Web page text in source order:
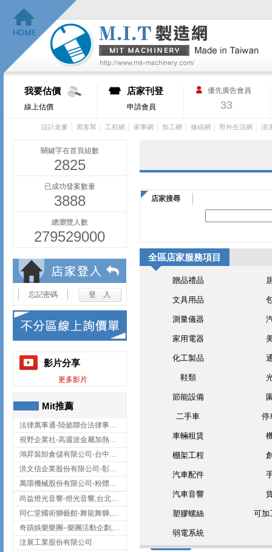
我要估價
線上估價
店家刊登
申請會員
優先廣告會員
33
設計老爹 窩客幫 工程網 家事網 加工網 修繕網 野外生活網 清
關鍵字在首頁組數
2825
已成功發案數量
3888
總瀏覽人數
279529000
忘記密碼
影片分享
更多影片
Mit推薦
法律萬事通-陸懿聯合法律事務所
視野企業社-高週波金屬加熱設備,彰化高週波金屬加熱設備
鴻昇裝卸倉儲有限公司-台中貨櫃裝卸
洪文信企業股份有限公司-彰化鋅合金鑄造,彰化五金加工,彰化五金配件
萬環機械股份有限公司-粉體塗裝設備,輸送機,輸送機設備,台南輸送機
尚益燈光音響-燈光音響,台北燈光音響,台北燈光音響出租
同仁堂國術獅藝館-舞龍舞獅,台中舞龍舞獅
奇蹟娛樂樂團–樂團活動企劃,台中樂團表演,台中婚禮樂團
汶展工業股份有限公司
店家搜尋
全區店家服務項目
贈品禮品
文具用品
測量儀器
家用電器
化工製品
鞋類
節能設備
二手車 停
車輛租賃
棚架工程
汽車配件
汽車音響
塑膠螺絲 可加
弱電系統